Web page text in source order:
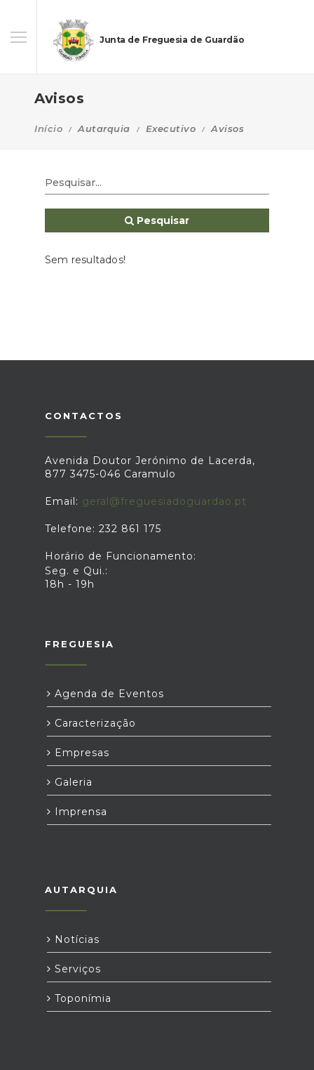
Junta de Freguesia de Guardão
Avisos
Início Autarquia Executivo Avisos
Pesquisar
Sem resultados!
CONTACTOS
Avenida Doutor Jerónimo de Lacerda,
877 3475-046 Caramulo
Email: geral@freguesiadoguardao.pt
Telefone: 232 861 175
Horário de Funcionamento:
Seg. e Qui.:
18h - 19h
FREGUESIA
Agenda de Eventos
Caracterização
Empresas
Galeria
Imprensa
AUTARQUIA
Notícias
Serviços
Toponímia